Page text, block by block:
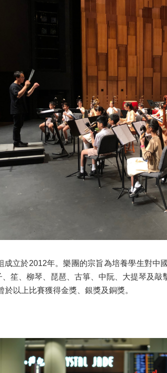
成立於2012年。樂團的宗旨為培養學生對
笙、柳琴、琵琶、古箏、中阮、大提琴及
以上比賽獲得金獎、銀獎及銅獎。